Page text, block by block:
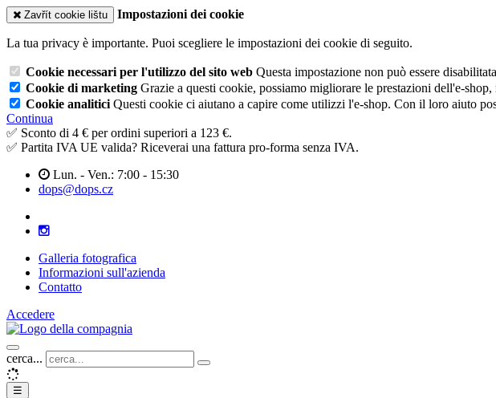
Zavřít cookie lištu Impostazioni dei cookie
La tua privacy è importante. Puoi scegliere le impostazioni dei cookie di seguito.
Cookie necessari per l'utilizzo del sito web Questa impostazione non può essere
Cookie di marketing Grazie a questi cookie, possiamo migliorare le prestazioni dell'e-
Cookie analitici Questi cookie ci aiutano a capire come utilizzi l'e-shop. Con il loro aiuto
Continua
✅ Sconto di 4 € per ordini superiori a 123 €.
✅ Partita IVA UE valida? Riceverai una fattura pro-forma senza IVA.
Lun. - Ven.: 7:00 - 15:30
dops@dops.cz
Galleria fotografica
Informazioni sull'azienda
Contatto
Accedere
cerca...
☰